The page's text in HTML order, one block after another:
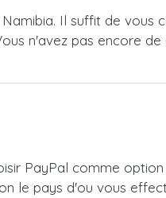
Il suffit de vous
n'avez pas encore de
PayPal comme
le pays d'ou vous